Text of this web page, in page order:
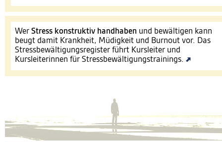
Wer Stress konstruktiv handhaben und bewältigen kann
beugt damit Krankheit, Müdigkeit und Burnout vor. Das
Stressbewältigungsregister führt Kursleiter und
Kursleiterinnen für Stressbewältigungstrainings.